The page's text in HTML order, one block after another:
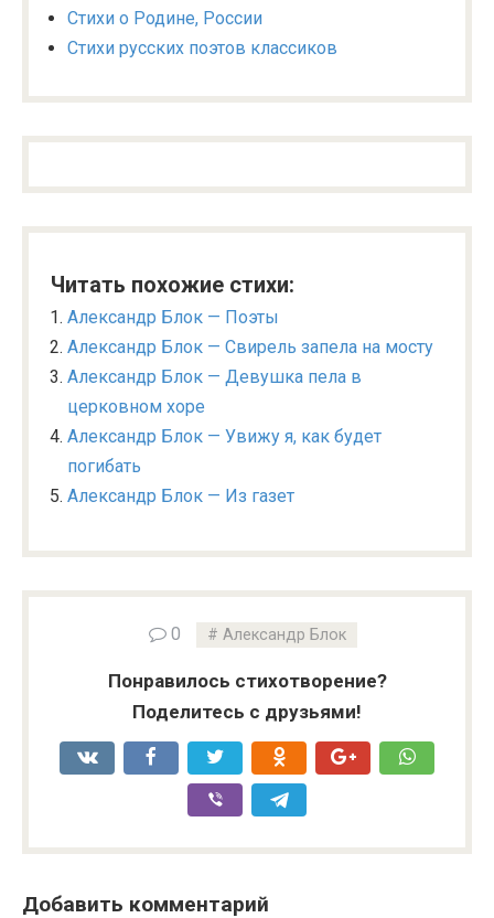
Стихи о Родине, России
Стихи русских поэтов классиков
Читать похожие стихи:
Александр Блок — Поэты
Александр Блок — Свирель запела на мосту
Александр Блок — Девушка пела в
церковном хоре
Александр Блок — Увижу я, как будет
погибать
Александр Блок — Из газет
0 Александр Блок
Понравилось стихотворение?
Поделитесь с друзьями!
Добавить комментарий